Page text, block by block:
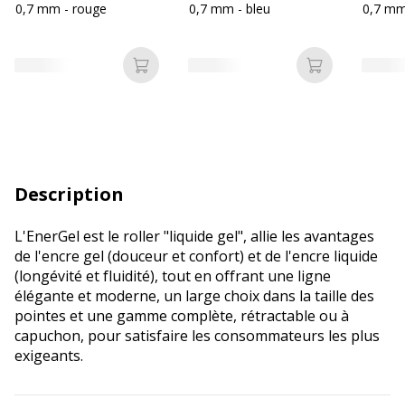
0,7 mm - rouge
Ajouter au panier
0,7 mm - bleu
Ajouter au
0,7
Description
L'EnerGel est le roller "liquide gel", allie les avantages
de l'encre gel (douceur et confort) et de l'encre liquide
(longévité et fluidité), tout en offrant une ligne
élégante et moderne, un large choix dans la taille des
pointes et une gamme complète, rétractable ou à
capuchon, pour satisfaire les consommateurs les plus
exigeants.